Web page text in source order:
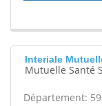
Interiale
Mutuelle Santé
Département: 59